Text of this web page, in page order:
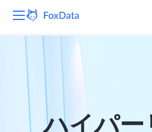
プラットフォーム
ソリューションハイパー